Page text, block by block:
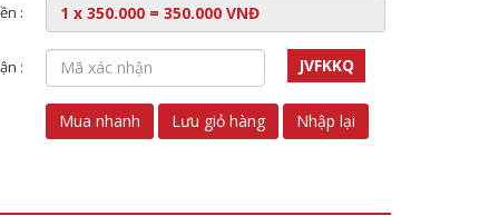
:
: JVFKKQ
Mua nhanh Lưu giỏ hàng Nhập lại